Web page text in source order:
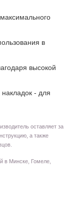
в
высокой
- для
оставляет за
а также
в Минске, Гомеле,